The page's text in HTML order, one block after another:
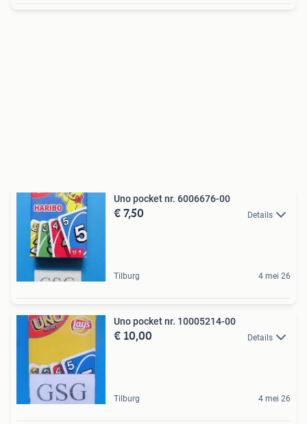
Uno pocket nr. 6006676-00
€ 7,50 Details
Tilburg 4 mei 26
Uno pocket nr. 10005214-00
€ 10,00 Details
Tilburg 4 mei 26